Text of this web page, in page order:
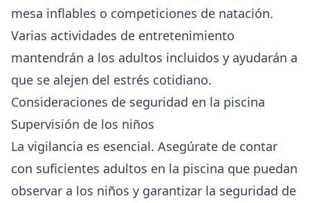
mesa inflables o competiciones de natación.
Varias actividades de entretenimiento
mantendrán a los adultos incluidos y ayudarán a
que se alejen del estrés cotidiano.
Consideraciones de seguridad en la piscina
Supervisión de los niños
La vigilancia es esencial. Asegúrate de contar
con suficientes adultos en la piscina que puedan
observar a los niños y garantizar la seguridad de